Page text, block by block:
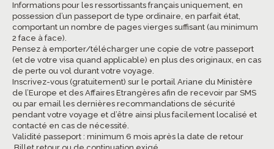
Informations pour les ressortissants français uniquement, en
possession d’un passeport de type ordinaire, en parfait état,
comportant un nombre de pages vierges suffisant (au minimum
2 face à face).
Pensez à emporter/télécharger une copie de votre passeport
(et de votre visa quand applicable) en plus des originaux, en cas
de perte ou vol durant votre voyage.
Inscrivez-vous (gratuitement) sur le portail Ariane du Ministère
de l’Europe et des Affaires Etrangères afin de recevoir par SMS
ou par email les dernières recommandations de sécurité
pendant votre voyage et d’être ainsi plus facilement localisé et
contacté en cas de nécessité.
Validité passeport : minimum 6 mois après la date de retour